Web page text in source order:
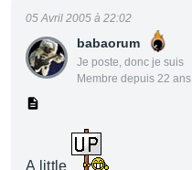
babaorum
Je poste, donc je suis
Membre depuis 22 ans
05 Avril 2005 à 22:02
A little